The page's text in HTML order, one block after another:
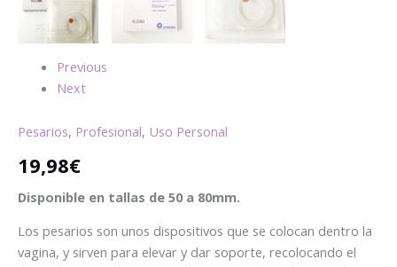
Previous
Next
Pesarios, Profesional, Uso Personal
19,98€
Disponible en tallas de 50 a 80mm.
Los pesarios son unos dispositivos que se colocan dentro la
vagina, y sirven para elevar y dar soporte, recolocando el